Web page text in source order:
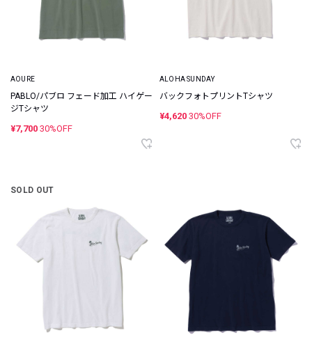
AOURE
PABLO/パブロ フェード加工 ハイゲー
ジTシャツ
¥7,700 30%OFF
ALOHA SUNDAY
バックフォトプリントTシャツ
¥4,620 30%OFF
SOLD OUT